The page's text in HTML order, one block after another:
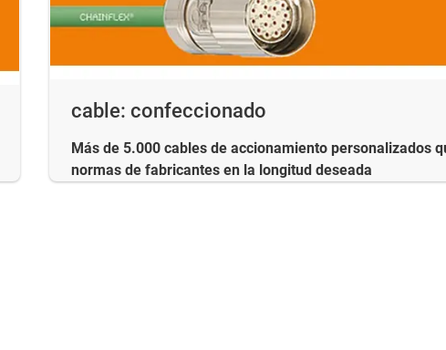
cable: confeccionado
Más de 5.000 cables de accionamiento personalizados
normas de fabricantes en la longitud deseada